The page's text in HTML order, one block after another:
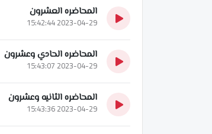
المحاضره العشرون
2023-04-29 15:42:44
المحاضره الحادي وعشرون
2023-04-29 15:43:07
المحاضره الثانيه وعشرون
2023-04-29 15:43:36